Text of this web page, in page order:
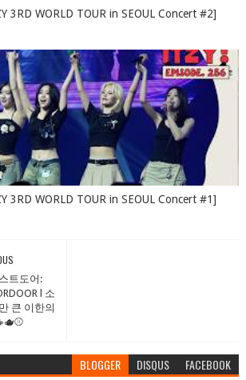
3RD WORLD TOUR in SEOUL Concert #2]
3RD WORLD TOUR in SEOUL Concert #1]
트도어:
l 소
큰 이한의
BLOGGER DISQUS FACEBOOK